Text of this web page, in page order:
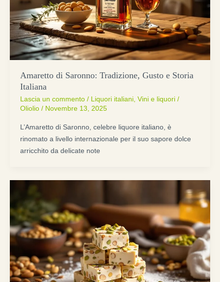
Amaretto di Saronno: Tradizione, Gusto e Storia
Italiana
Lascia un commento / Liquori italiani, Vini e liquori/
Oliolio / Novembre 13, 2025
L’Amaretto di Saronno, celebre liquore italiano, è
rinomato a livello internazionale per il suo sapore dolce
arricchito da delicate note